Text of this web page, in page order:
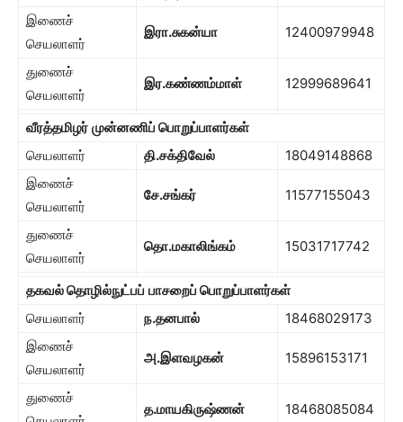
இணைச்
செயலாளர்
இரா.சுகன்யா 12400979948
துணைச்
செயலாளர்
இர.கண்ணம்மாள் 12999689641
வீரத்தமிழர் முன்னணிப் பொறுப்பாளர்கள்
செயலாளர்
தி.சக்திவேல்
18049148868
இணைச்
செயலாளர்
சே.சங்கர் 11577155043
துணைச்
செயலாளர்
தொ.மகாலிங்கம் 15031717742
தகவல் தொழில்நுட்பப் பாசறைப் பொறுப்பாளர்கள்
செயலாளர்
ந.தனபால்
18468029173
இணைச்
செயலாளர்
அ.இளவழகன் 15896153171
துணைச்
த.மாயகிருஷ்ணன் 18468085084